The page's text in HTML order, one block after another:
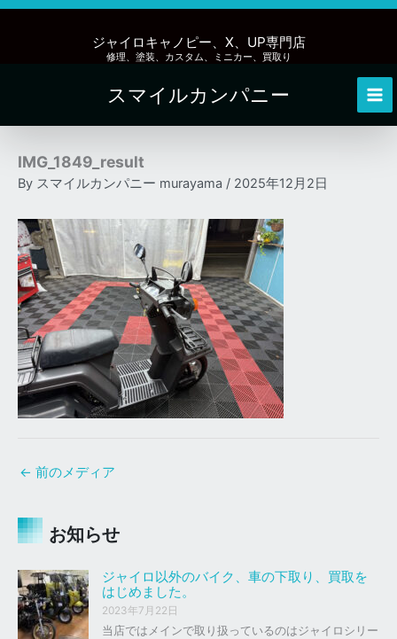
内
ッ
ジャイロキャノピー、X、UP専門店
修理、塗装、カスタム、ミニカー、買取り
スマイルカンパニー
IMG_1849_result
By スマイルカンパニー murayama / 2025年12月2日
← 前のメディア
お知らせ
ジャイロ以外のバイク、車の下取り、買取を
はじめました。
2023年7月22日
当店ではメインで取り扱っているのはジャイロシリー